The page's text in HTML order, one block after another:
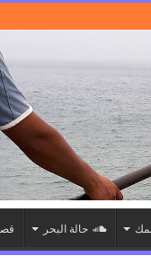
حالة البحر